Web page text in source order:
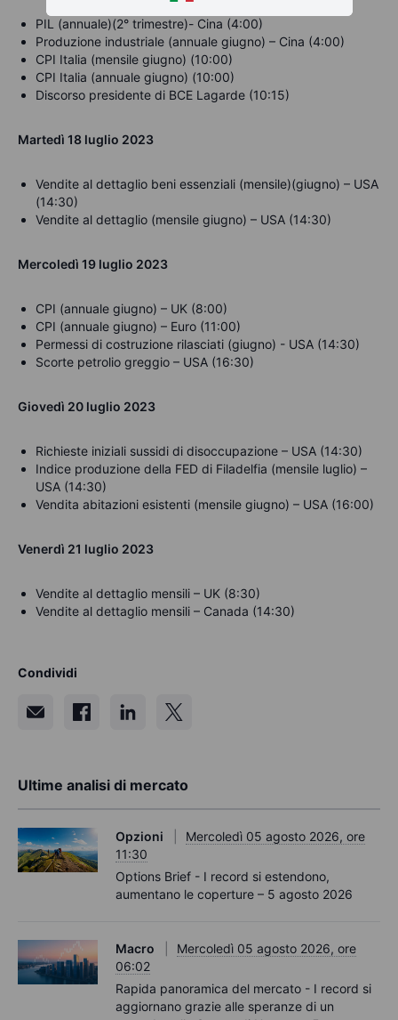
PIL (annuale)(2° trimestre)- Cina (4:00)
Produzione industriale (annuale giugno) – Cina (4:00)
CPI Italia (mensile giugno) (10:00)
CPI Italia (annuale giugno) (10:00)
Discorso presidente di BCE Lagarde (10:15)
Martedì 18 luglio 2023
Vendite al dettaglio beni essenziali (mensile)(giugno) – USA
(14:30)
Vendite al dettaglio (mensile giugno) – USA (14:30)
Mercoledì 19 luglio 2023
CPI (annuale giugno) – UK (8:00)
CPI (annuale giugno) – Euro (11:00)
Permessi di costruzione rilasciati (giugno) - USA (14:30)
Scorte petrolio greggio – USA (16:30)
Giovedì 20 luglio 2023
Richieste iniziali sussidi di disoccupazione – USA (14:30)
Indice produzione della FED di Filadelfia (mensile luglio) –
USA (14:30)
Vendita abitazioni esistenti (mensile giugno) – USA (16:00)
Venerdì 21 luglio 2023
Vendite al dettaglio mensili – UK (8:30)
Vendite al dettaglio mensili – Canada (14:30)
Condividi
Ultime analisi di mercato
Opzioni
Mercoledì 05 agosto 2026, ore
11:30
Options Brief - I record si estendono,
aumentano le coperture – 5 agosto 2026
Macro
Mercoledì 05 agosto 2026, ore
06:02
Rapida panoramica del mercato - I record si
aggiornano grazie alle speranze di un